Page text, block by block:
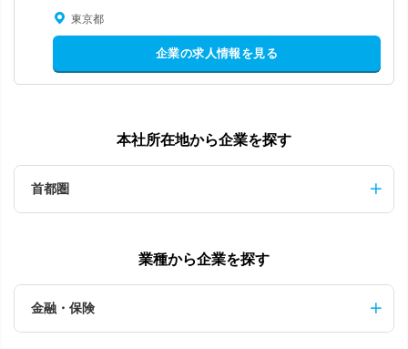
東京都
企業の求人情報を見る
本社所在地から企業を探す
首都圏
業種から企業を探す
金融・保険